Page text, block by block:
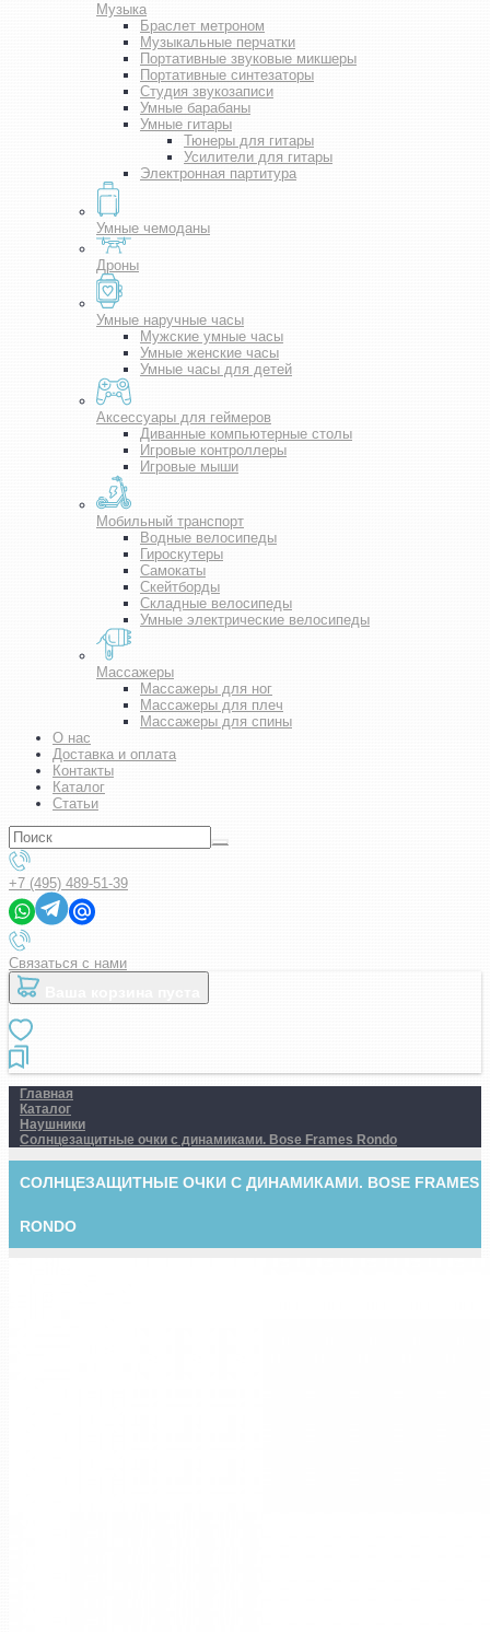
Музыка
Браслет метроном
Музыкальные перчатки
Портативные звуковые микшеры
Портативные синтезаторы
Студия звукозаписи
Умные барабаны
Умные гитары
Тюнеры для гитары
Усилители для гитары
Электронная партитура
Умные чемоданы
Дроны
Умные наручные часы
Мужские умные часы
Умные женские часы
Умные часы для детей
Аксессуары для геймеров
Диванные компьютерные столы
Игровые контроллеры
Игровые мыши
Мобильный транспорт
Водные велосипеды
Гироскутеры
Самокаты
Скейтборды
Складные велосипеды
Умные электрические велосипеды
Массажеры
Массажеры для ног
Массажеры для плеч
Массажеры для спины
О нас
Доставка и оплата
Контакты
Каталог
Статьи
+7 (495) 489-51-39
Связаться с нами
Главная
Каталог
Наушники
Солнцезащитные очки с динамиками. Bose Frames Rondo
СОЛНЦЕЗАЩИТНЫЕ ОЧКИ С ДИНАМИКАМИ. BOSE FRAMES
RONDO